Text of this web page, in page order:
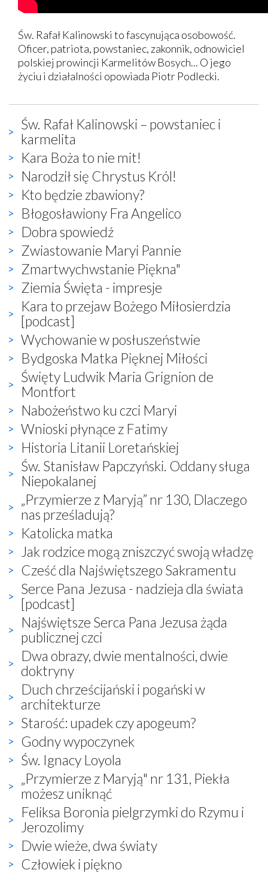
Św. Rafał Kalinowski to fascynująca osobowość.
Oficer, patriota, powstaniec, zakonnik, odnowiciel
polskiej prowincji Karmelitów Bosych... O jego
życiu i działalności opowiada Piotr Podlecki.
Św. Rafał Kalinowski – powstaniec i
karmelita
Kara Boża to nie mit!
Narodził się Chrystus Król!
Kto będzie zbawiony?
Błogosławiony Fra Angelico
Dobra spowiedź
Zwiastowanie Maryi Pannie
Zmartwychwstanie Piękna"
Ziemia Święta - impresje
Kara to przejaw Bożego Miłosierdzia
[podcast]
Wychowanie w posłuszeństwie
Bydgoska Matka Pięknej Miłości
Święty Ludwik Maria Grignion de
Montfort
Nabożeństwo ku czci Maryi
Wnioski płynące z Fatimy
Historia Litanii Loretańskiej
Św. Stanisław Papczyński. Oddany sługa
Niepokalanej
„Przymierze z Maryją” nr 130, Dlaczego
nas prześladują?
Katolicka matka
Jak rodzice mogą zniszczyć swoją władzę
Cześć dla Najświętszego Sakramentu
Serce Pana Jezusa - nadzieja dla świata
[podcast]
Najświętsze Serca Pana Jezusa żąda
publicznej czci
Dwa obrazy, dwie mentalności, dwie
doktryny
Duch chrześcijański i pogański w
architekturze
Starość: upadek czy apogeum?
Godny wypoczynek
Św. Ignacy Loyola
„Przymierze z Maryją" nr 131, Piekła
możesz uniknąć
Feliksa Boronia pielgrzymki do Rzymu i
Jerozolimy
Dwie wieże, dwa światy
Człowiek i piękno